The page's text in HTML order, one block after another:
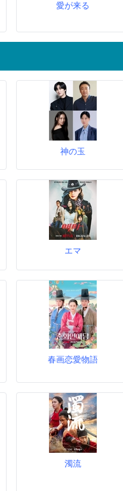
愛が来る
神の玉
エマ
春画恋愛物語
濁流